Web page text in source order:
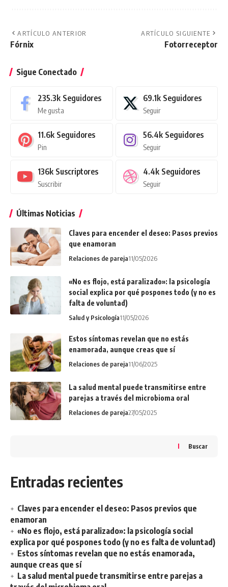
ARTÍCULO ANTERIOR
Fórnix
ARTÍCULO SIGUIENTE
Fotorreceptor
Sigue Conectado
235.3k Seguidores
Me gusta
69.1k Seguidores
Seguir
11.6k Seguidores
Pin
56.4k Seguidores
Seguir
136k Suscriptores
Suscribir
4.4k Seguidores
Seguir
Últimas Noticias
Claves para encender el deseo: Pasos previos
que enamoran
Relaciones de pareja11/05/2026
«No es flojo, está paralizado»: la psicología
social explica por qué pospones todo (y no es
falta de voluntad)
Salud y Psicología11/05/2026
Estos síntomas revelan que no estás
enamorada, aunque creas que sí
Relaciones de pareja11/06/2025
La salud mental puede transmitirse entre
parejas a través del microbioma oral
Relaciones de pareja27/05/2025
Buscar
Entradas recientes
Claves para encender el deseo: Pasos previos que
enamoran
«No es flojo, está paralizado»: la psicología social
explica por qué pospones todo (y no es falta de voluntad)
Estos síntomas revelan que no estás enamorada,
aunque creas que sí
La salud mental puede transmitirse entre parejas a